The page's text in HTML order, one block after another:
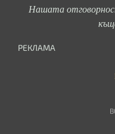
Нашата
РЕКЛАМА